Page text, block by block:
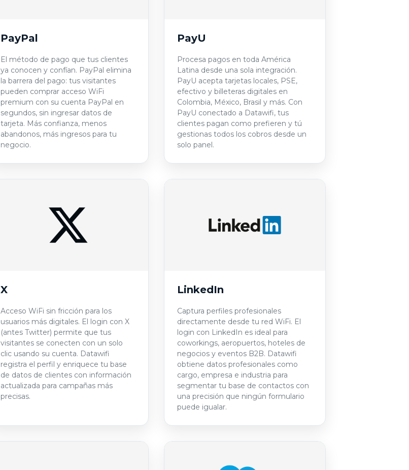
PayPal
El método de pago que tus clientes
ya conocen y confían. PayPal elimina
la barrera del pago: tus visitantes
pueden comprar acceso WiFi
premium con su cuenta PayPal en
segundos, sin ingresar datos de
tarjeta. Más confianza, menos
abandonos, más ingresos para tu
negocio.
PayU
Procesa pagos en toda América
Latina desde una sola integración.
PayU acepta tarjetas locales, PSE,
efectivo y billeteras digitales en
Colombia, México, Brasil y más. Con
PayU conectado a Datawifi, tus
clientes pagan como prefieren y tú
gestionas todos los cobros desde un
solo panel.
X
Acceso WiFi sin fricción para los
usuarios más digitales. El login con X
(antes Twitter) permite que tus
visitantes se conecten con un solo
clic usando su cuenta. Datawifi
registra el perfil y enriquece tu base
de datos de clientes con información
actualizada para campañas más
precisas.
LinkedIn
Captura perfiles profesionales
directamente desde tu red WiFi. El
login con LinkedIn es ideal para
coworkings, aeropuertos, hoteles de
negocios y eventos B2B. Datawifi
obtiene datos profesionales como
cargo, empresa e industria para
segmentar tu base de contactos con
una precisión que ningún formulario
puede igualar.